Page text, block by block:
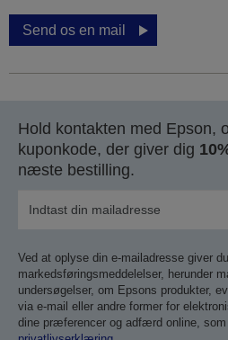
Send os en mail
Hold kontakten med Epson,
kuponkode, der giver dig
næste bestilling.
Ved at oplyse din e-mailadresse giver
markedsføringsmeddelelser, herunder
undersøgelser, om Epsons produkter,
via e-mail eller andre former for
dine præferencer og adfærd online,